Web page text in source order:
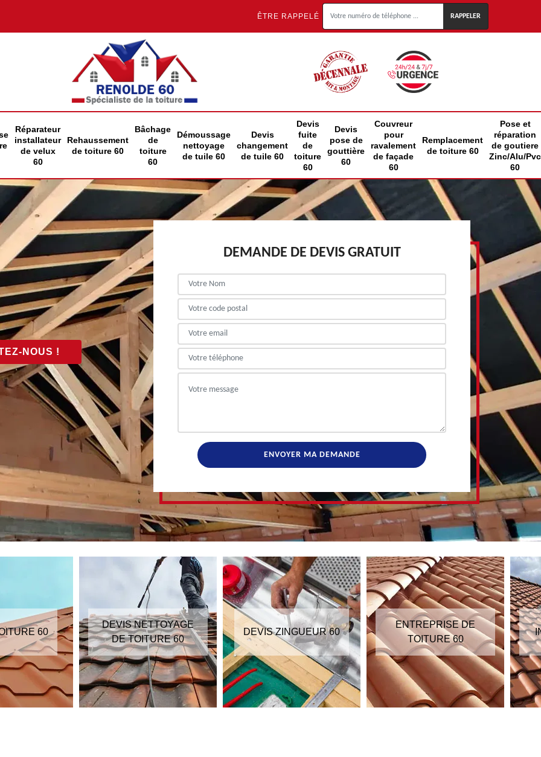
ÊTRE RAPPELÉ
Réparateur
installateur
de velux
60
Rehaussement
de toiture 60
Bâchage
de
toiture
60
Démoussage
nettoyage
de tuile 60
Devis
changement
de tuile 60
Devis
fuite
de
toiture
60
Devis
pose de
gouttière
60
Couvreur
pour
ravalement
de façade
60
Remplacement
de toiture 60
Pose et
réparation
de goutiere
Zinc/Alu/Pvc
60
NOUS !
DEMANDE DE DEVIS GRATUIT
60
DEVIS NETTOYAGE
DE TOITURE 60
DEVIS ZINGUEUR 60
ENTREPRISE DE
TOITURE 60